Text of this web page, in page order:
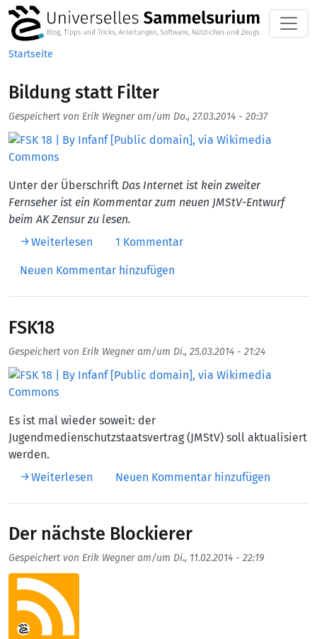
Direkt zum Inhalt
Startseite
Bildung statt Filter
Gespeichert von Erik Wegneram/um Do., 27.03.2014 - 20:37
Aufmacherbild
Unter der Überschrift Das Internet ist kein zweiter
Fernseherist ein Kommentar zum neuen JMStV-Entwurf
beim AK Zensur zu lesen.
Weiterlesen über Bildung statt Filter
1 Kommentar
Neuen Kommentar hinzufügen
FSK18
Gespeichert von Erik Wegneram/um Di., 25.03.2014 - 21:24
Aufmacherbild
Es ist mal wieder soweit: der
Jugendmedienschutzstaatsvertrag (JMStV) soll aktualisiert
werden.
Weiterlesen über FSK18
Neuen Kommentar hinzufügen
Der nächste Blockierer
Gespeichert von Erik Wegneram/um Di., 11.02.2014 - 22:19
Aufmacherbild